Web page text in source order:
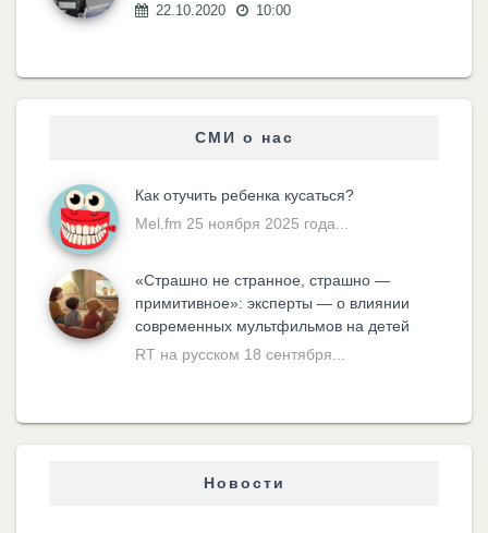
22.10.2020 10:00
СМИ о нас
Как отучить ребенка кусаться?
Mel.fm 25 ноября 2025 года...
«Cтрашно не странное, страшно —
примитивное»: эксперты — о влиянии
современных мультфильмов на детей
RT на русском 18 сентября...
Новости